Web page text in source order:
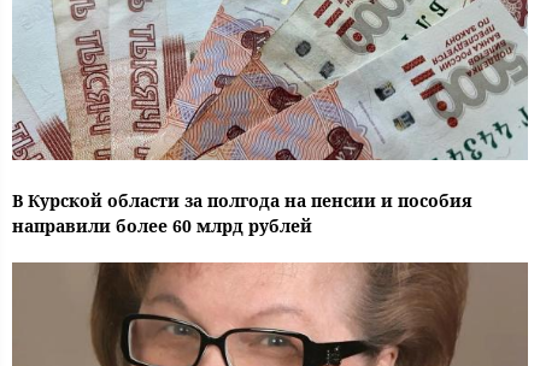
В Курской области за полгода на пенсии и пособия
направили более 60 млрд рублей